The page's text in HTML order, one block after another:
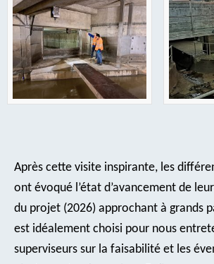
Après cette visite inspirante, les
ont évoqué l’état d’avancement de
du projet (2026) approchant à grands
est idéalement choisi pour nous
superviseurs sur la faisabilité et les